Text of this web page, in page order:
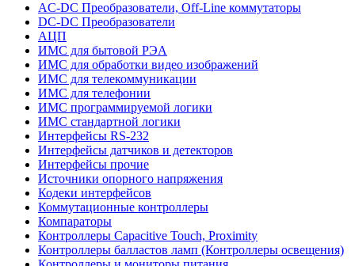
AC-DC Преобразователи, Off-Line коммутаторы
DC-DC Преобразователи
АЦП
ИМС для бытовой РЭА
ИМС для обработки видео изображений
ИМС для телекоммуникации
ИМС для телефонии
ИМС программируемой логики
ИМС стандартной логики
Интерфейсы RS-232
Интерфейсы датчиков и детекторов
Интерфейсы прочие
Источники опорного напряжения
Кодеки интерфейсов
Коммутационные контроллеры
Компараторы
Контроллеры Capacitive Touch, Proximity
Контроллеры балластов ламп (Контроллеры освещения)